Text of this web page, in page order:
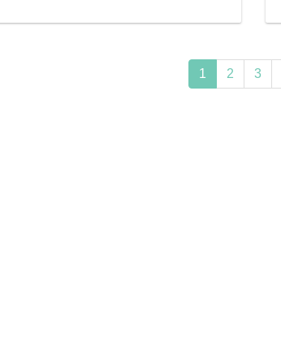
1 2 3